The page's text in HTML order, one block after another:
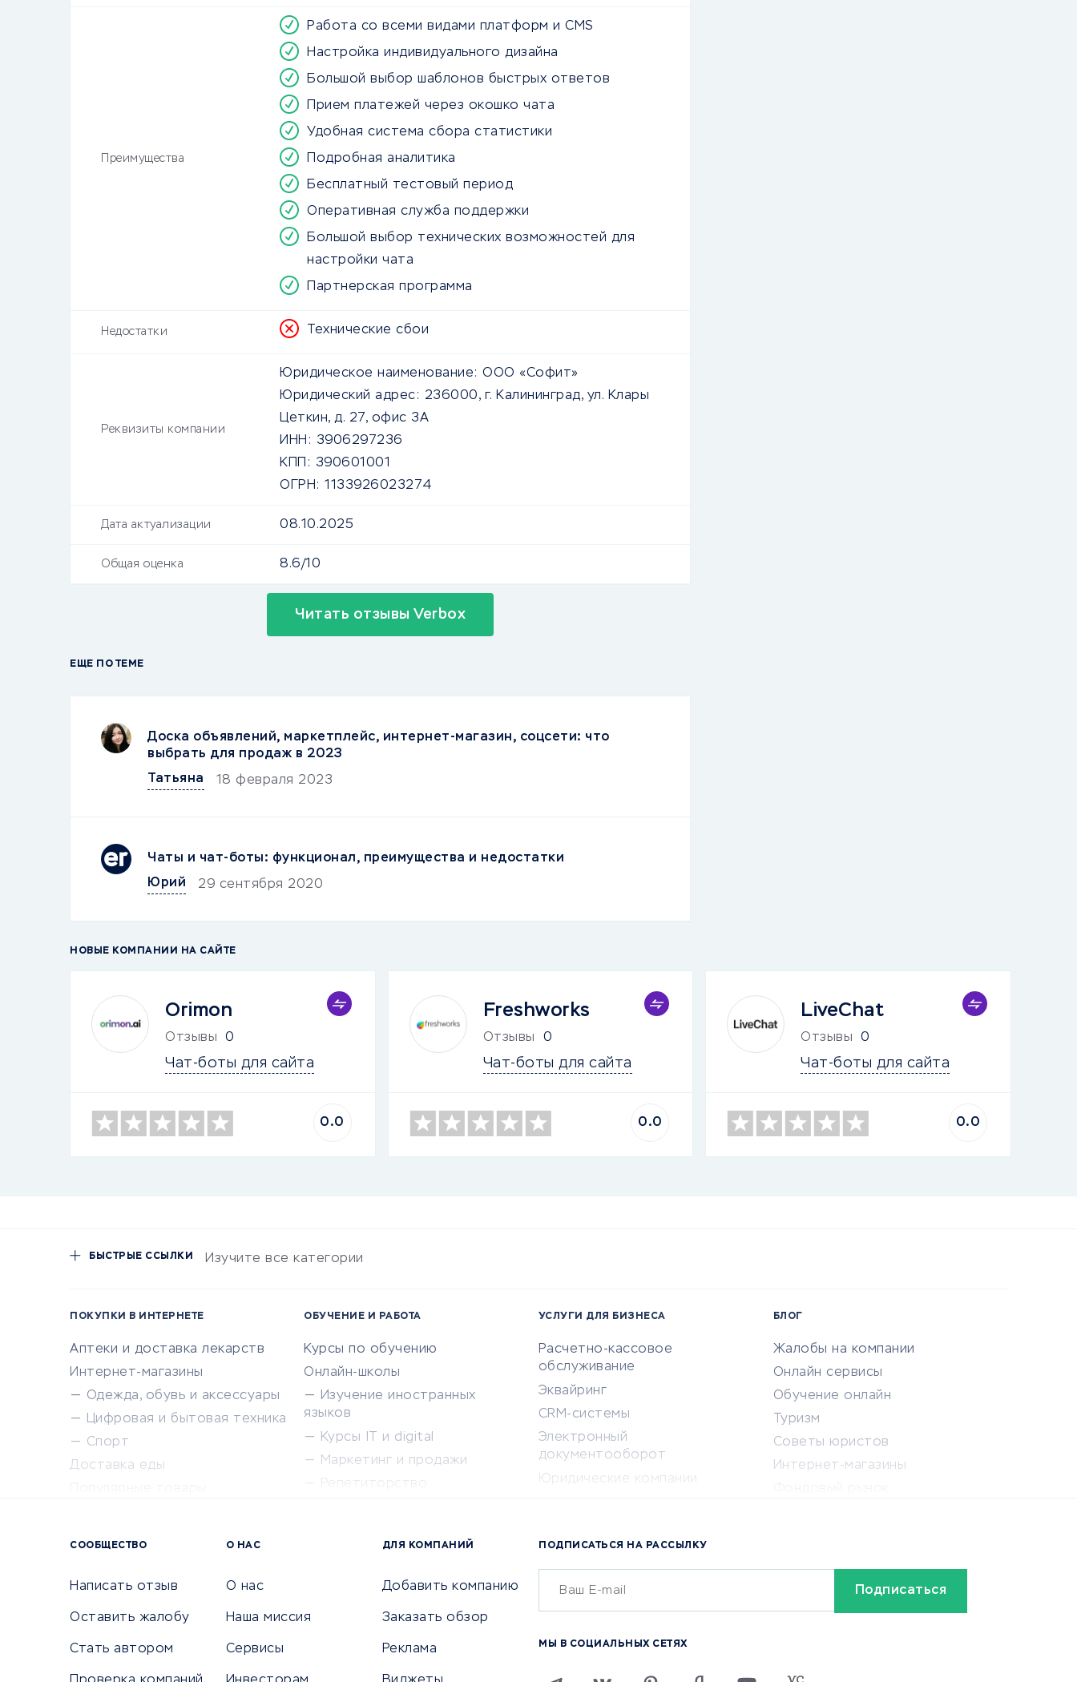
Преимущества
Работа со всеми видами платформ и CMS
Настройка индивидуального дизайна
Большой выбор шаблонов быстрых ответов
Прием платежей через окошко чата
Удобная система сбора статистики
Подробная аналитика
Бесплатный тестовый период
Оперативная служба поддержки
Большой выбор технических возможностей для
настройки чата
Партнерская программа
Недостатки Технические сбои
Реквизиты компании
Юридическое наименование: ООО «Софит»
Юридический адрес: 236000, г. Калининград, ул. Клары
Цеткин, д. 27, офис 3А
ИНН: 3906297236
КПП: 390601001
ОГРН: 1133926023274
Дата актуализации 08.10.2025
Общая оценка 8.6/10
Читать отзывы Verbox
ЕЩЕ ПО ТЕМЕ
Доска объявлений, маркетплейс, интернет-магазин, соцсети: что
выбрать для продаж в 2023
Татьяна
18 февраля 2023
Чаты и чат-боты: функционал, преимущества и недостатки
Юрий
29 сентября 2020
НОВЫЕ КОМПАНИИ НА САЙТЕ
Orimon
Отзывы 0
Чат-боты для сайта
0.0
Freshworks
Отзывы 0
Чат-боты для сайта
0.0
LiveChat
Отзывы 0
Чат-боты для сайта
0.0
БЫСТРЫЕ ССЫЛКИ Изучите все категории
ПОКУПКИ В ИНТЕРНЕТЕ
Аптеки и доставка лекарств
Интернет-магазины
Одежда, обувь и аксессуары
Цифровая и бытовая техника
Спорт
Доставка еды
ОБУЧЕНИЕ И РАБОТА
Курсы по обучению
Онлайн-школы
Изучение иностранных
языков
Курсы IT и digital
Маркетинг и продажи
Сетевой маркетинг
УСЛУГИ ДЛЯ БИЗНЕСА
Расчетно-кассовое
обслуживание
Эквайринг
CRM-системы
Электронный
документооборот
Юридические компании
Бухгалтерия онлайн
Онлайн-кассы
SERM
БЛОГ
Жалобы на компании
Онлайн сервисы
Обучение онлайн
Туризм
Советы юристов
Интернет-магазины
Бонусы и акции
СООБЩЕСТВО
Написать отзыв
Оставить жалобу
Стать автором
О НАС
О нас
Наша миссия
Сервисы
ДЛЯ КОМПАНИЙ
Добавить компанию
Заказать обзор
Реклама
ПОДПИСАТЬСЯ НА РАССЫЛКУ
МЫ В СОЦИАЛЬНЫХ СЕТЯХ